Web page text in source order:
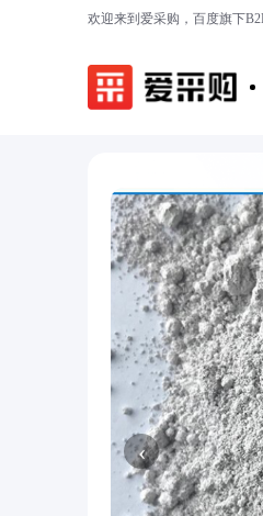
欢迎来到爱采购，百度旗下
‹